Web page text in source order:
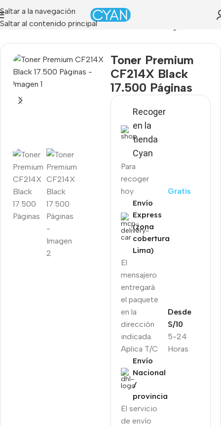
Saltar a la navegación
Saltar al contenido principal
Tienda»Toner Premium CF214X Black 17.500 Páginas
Toner Premium
CF214X Black
17.500 Páginas
Recoger
en la
tienda
Cyan
Para
recoger
hoy
Gratis
Envío
Express
(zona
cobertura
Lima)
El
mensajero
entregará
el paquete
en la
dirección
indicada.
Aplica T/C
5-24
Horas
Desde
S/10
Envío
Nacional
/
provincia
El servicio
de envío